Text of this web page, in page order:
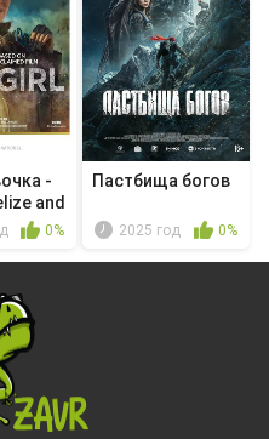
-
and
0%
Пастбища богов
2025 год 0%